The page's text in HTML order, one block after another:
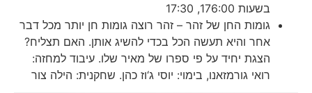
בשעות 176:00, 17:30
גומות החן של זהר – זהר רוצה גומות חן יותר מכל דבר
אחר והיא תעשה הכל בכדי להשיג אותן. האם תצליח?
הצגת יחיד על פי ספרו של מאיר שלו. עיבוד למחזה:
רואי גורמזאנו, בימוי: יוסי ג‘וז כהן. שחקנית: הילה צור